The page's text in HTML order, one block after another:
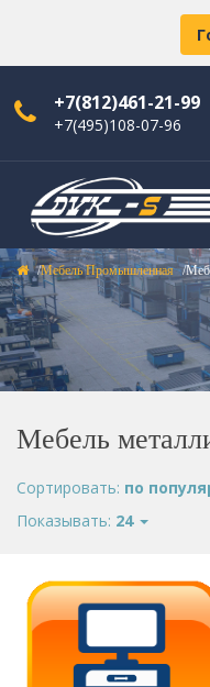
+7(812)461-21-99
+7(495)108-07-96
Мебель Промышленная
Мебель
Сортировать: по
Показывать: 24